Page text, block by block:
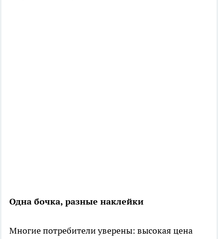
Одна бочка, разные наклейки
Многие потребители уверены: высокая цена